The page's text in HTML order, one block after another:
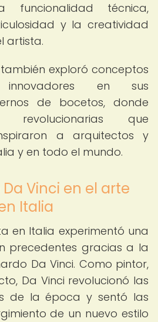
técnica,
y la creatividad
artista.
exploró conceptos
innovadores en sus
de bocetos, donde
revolucionarias que
a arquitectos y
y en todo el mundo.
Vinci en el arte
Italia
en Italia experimentó una
precedentes gracias a la
Da Vinci. Como pintor,
Da Vinci revolucionó las
de la época y sentó las
de un nuevo estilo